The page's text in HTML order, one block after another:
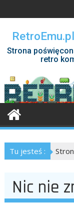
to
content
Strona
retro
Tu jesteś :
Nic nie